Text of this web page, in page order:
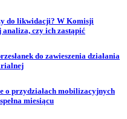
do likwidacji? W Komisji
czy ich zastąpić
do zawieszenia działania
o przydziałach mobilizacyjnych
miesiącu